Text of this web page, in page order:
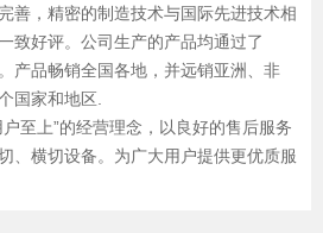
善，精密的制造技术与国际先进技术相
致好评。公司生产的产品均通过了
产品畅销全国各地，并远销亚洲、非
国家和地区.
至上”的经营理念，以良好的售后服务
、横切设备。为广大用户提供更优质服